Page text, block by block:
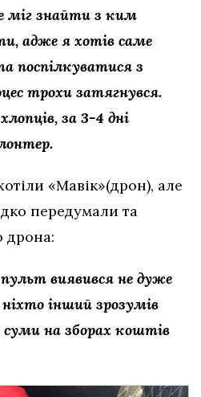
міг знайти з ким
адже я хотів саме
поспілкуватися з
трохи затягнувся.
за 3-4 дні
«Мавік»(дрон), але
передумали та
дрона:
виявився не дуже
інший зрозумів
на зборах коштів